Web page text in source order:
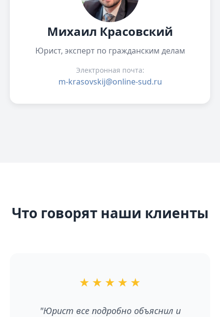
Михаил Красовский
Юрист, эксперт по гражданским делам
Электронная почта:
m-krasovskij@online-sud.ru
Что говорят наши клиенты
★ ★ ★ ★ ★
"Юрист все подробно объяснил и